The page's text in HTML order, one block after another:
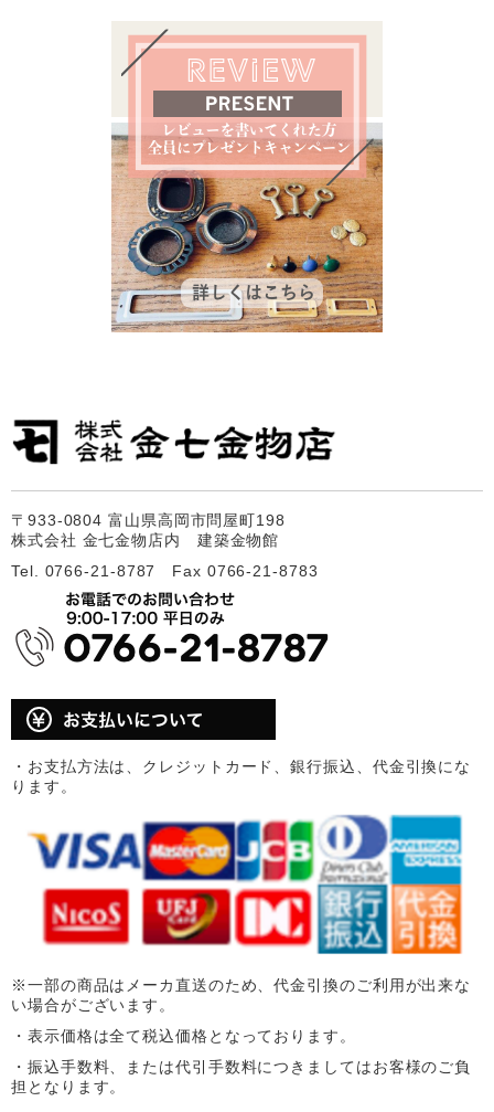
〒933-0804 富山県高岡市問屋町198
株式会社 金七金物店内 建築金物館
Tel. 0766-21-8787 Fax 0766-21-8783
・お支払方法は、クレジットカード、銀行振込、代金引換にな
ります。
※一部の商品はメーカ直送のため、代金引換のご利用が出来な
い場合がございます。
・表示価格は全て税込価格となっております。
・振込手数料、または代引手数料につきましてはお客様のご負
担となります。